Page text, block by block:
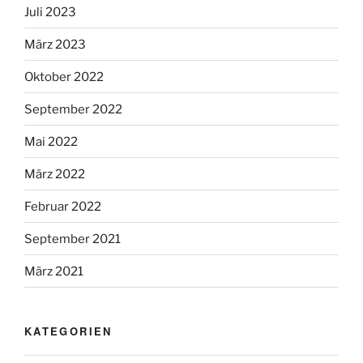
Juli 2023
März 2023
Oktober 2022
September 2022
Mai 2022
März 2022
Februar 2022
September 2021
März 2021
KATEGORIEN